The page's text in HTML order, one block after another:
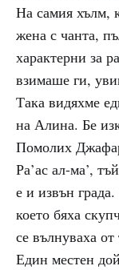
На самия хълм,
жена с чанта,
характерни за
взимаше ги,
Така видяхме
на Алина. Бе
Помолих
Ра’ас ал-ма’,
е и извън
което бяха
се вълнуваха
Един местен